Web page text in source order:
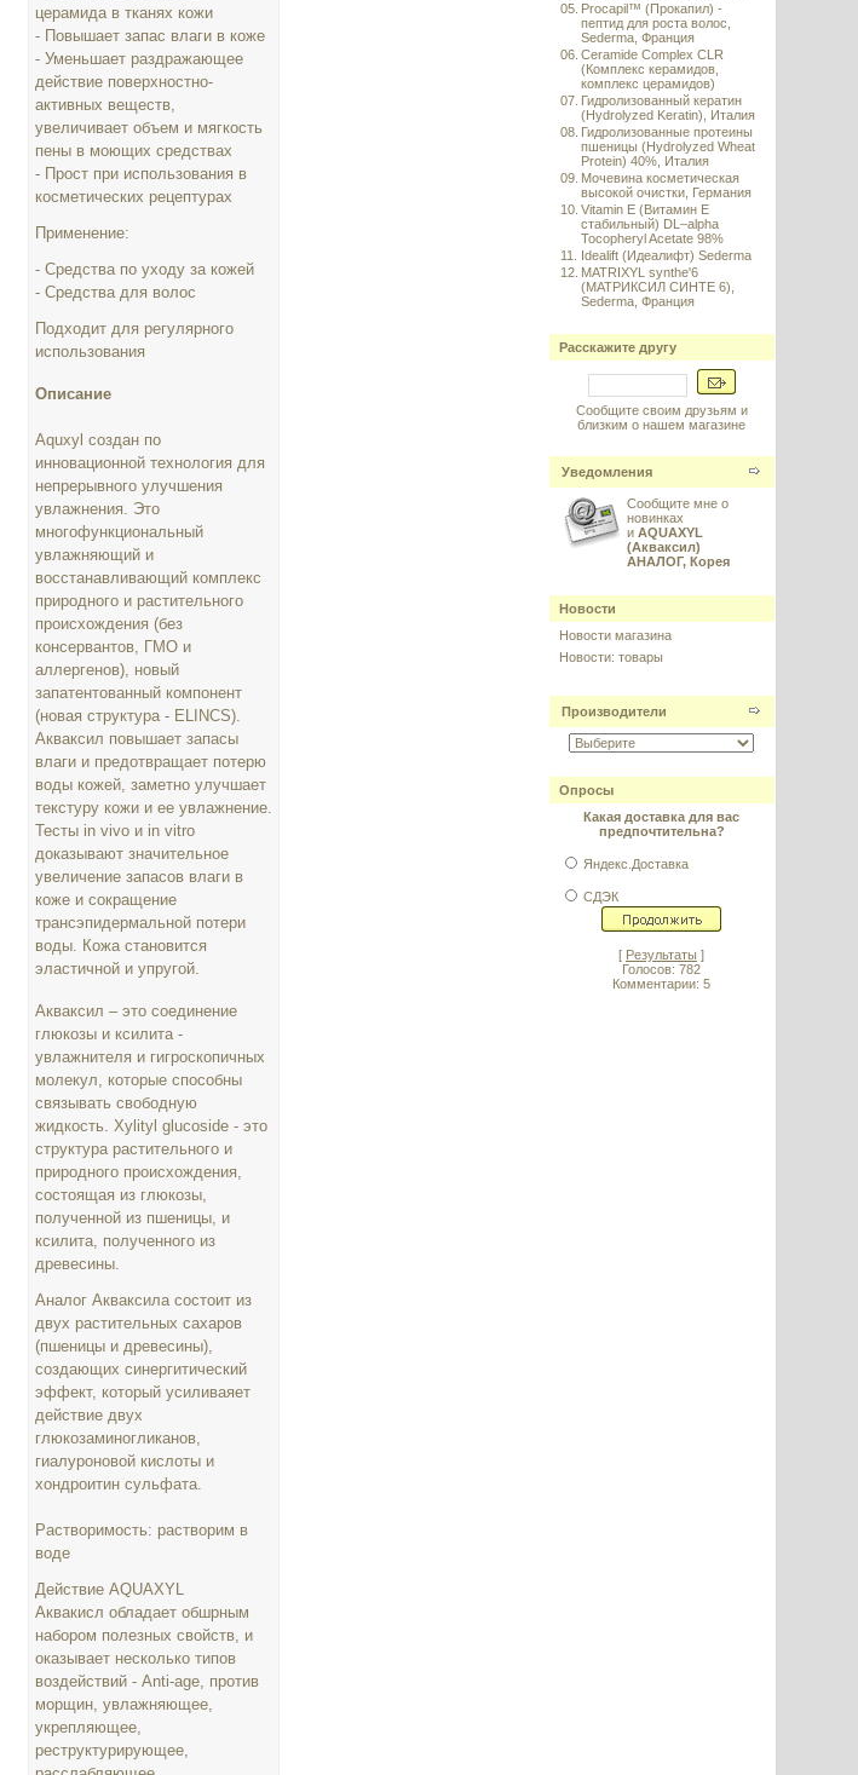
церамида в тканях кожи
- Повышает запас влаги в коже
- Уменьшает раздражающее
действие поверхностно-
активных веществ,
увеличивает объем и мягкость
пены в моющих средствах
- Прост при использования в
косметических рецептурах
Применение:
- Средства по уходу за кожей
- Средства для волос
Подходит для регулярного
использования
Описание
Aquxyl создан по
инновационной технология для
непрерывного улучшения
увлажнения. Это
многофункциональный
увлажняющий и
восстанавливающий комплекс
природного и растительного
происхождения (без
консервантов, ГМО и
аллергенов), новый
запатентованный компонент
(новая структура - ELINCS).
Акваксил повышает запасы
влаги и предотвращает потерю
воды кожей, заметно улучшает
текстуру кожи и ее увлажнение.
Тесты in vivo и in vitro
доказывают значительное
увеличение запасов влаги в
коже и сокращение
трансэпидермальной потери
воды. Кожа становится
эластичной и упругой.
Акваксил – это соединение
глюкозы и ксилита -
увлажнителя и гигроскопичных
молекул, которые способны
связывать свободную
жидкость. Xylityl glucoside - это
структура растительного и
природного происхождения,
состоящая из глюкозы,
полученной из пшеницы, и
ксилита, полученного из
древесины.
Аналог Акваксила состоит из
двух растительных сахаров
(пшеницы и древесины),
создающих синергитический
эффект, который усиливаяет
действие двух
глюкозаминогликанов,
гиалуроновой кислоты и
хондроитин сульфата.
Растворимость: растворим в
воде
Действие AQUAXYL
Аквакисл обладает обшрным
набором полезных свойств, и
оказывает несколько типов
воздействий - Anti-age, против
морщин, увлажняющее,
укрепляющее,
реструктурирующее,
05. Procapil™ (Прокапил) -
пептид для роста волос,
Sederma, Франция
06. Ceramide Complex CLR
(Комплекс керамидов,
комплекс церамидов)
07. Гидролизованный кератин
(Hydrolyzed Keratin), Италия
08. Гидролизованные протеины
пшеницы (Hydrolyzed Wheat
Protein) 40%, Италия
09. Мочевина косметическая
высокой очистки, Германия
10. Vitamin E (Витамин E
стабильный) DL–alpha
Tocopheryl Acetate 98%
11.
Idealift (Идеалифт) Sederma
12. MATRIXYL synthe'6
(МАТРИКСИЛ СИНТЕ 6),
Sederma, Франция
Расскажите другу
Сообщите своим друзьям и
близким о нашем магазине
Уведомления
Сообщите мне о
новинках
и AQUAXYL
(Акваксил)
АНАЛОГ, Корея
Новости
Новости магазина
Новости: товары
Производители
Опросы
Какая доставка для вас
предпочтительна?
Яндекс.Доставка
СДЭК
[ Результаты ]
Голосов: 782
Комментарии: 5